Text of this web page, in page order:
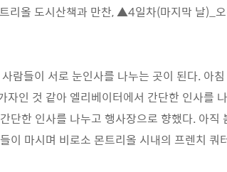
리올 도시산책과 만찬, ▲4일차(마지막 날)_
람들이 서로 눈인사를 나누는 곳이 된다. 아
자인 것 같아 엘리베이터에서 간단한 인사를
단한 인사를 나누고 행사장으로 향했다. 아직
이 마시며 비로소 몬트리올 시내의 프렌치 쿼